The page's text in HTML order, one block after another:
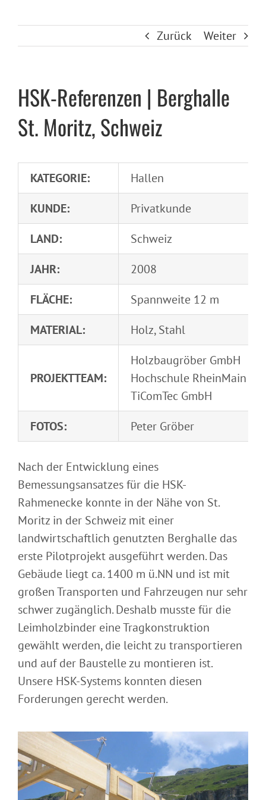
Zurück Weiter
HSK-Referenzen | Berghalle
St. Moritz, Schweiz
KATEGORIE:
Hallen
KUNDE:
Privatkunde
LAND:
Schweiz
JAHR:
2008
FLÄCHE:
Spannweite 12 m
MATERIAL:
Holz, Stahl
PROJEKTTEAM:
Holzbaugröber GmbH
Hochschule RheinMain
TiComTec GmbH
FOTOS:
Peter Gröber
Nach der Entwicklung eines
Bemessungsansatzes für die HSK-
Rahmenecke konnte in der Nähe von St.
Moritz in der Schweiz mit einer
landwirtschaftlich genutzten Berghalle das
erste Pilotprojekt ausgeführt werden. Das
Gebäude liegt ca. 1400 m ü.NN und ist mit
großen Transporten und Fahrzeugen nur sehr
schwer zugänglich. Deshalb musste für die
Leimholzbinder eine Tragkonstruktion
gewählt werden, die leicht zu transportieren
und auf der Baustelle zu montieren ist.
Unsere HSK-Systems konnten diesen
Forderungen gerecht werden.